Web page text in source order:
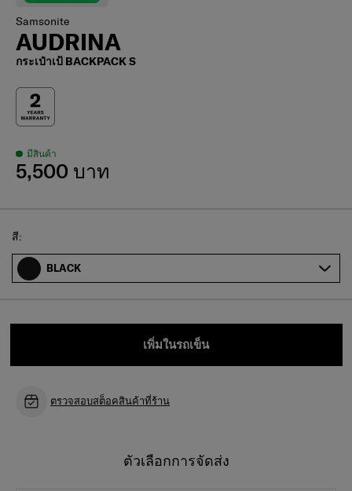
Samsonite
AUDRINA
กระเป๋าเป้ BACKPACK S
มีสินค้า
5,500 บาท
Select
สี:
BLACK
เพิ่มในรถเข็น
ตรวจสอบสต็อคสินค้าที่ร้าน
ตัวเลือกการจัดส่ง